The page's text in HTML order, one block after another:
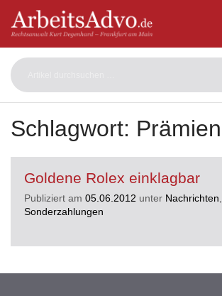
Kurt
Main
Schlagwort: Prämien
Goldene Rolex einklagbar
Publiziert am05.06.2012 unter Nachrichten,
Sonderzahlungen